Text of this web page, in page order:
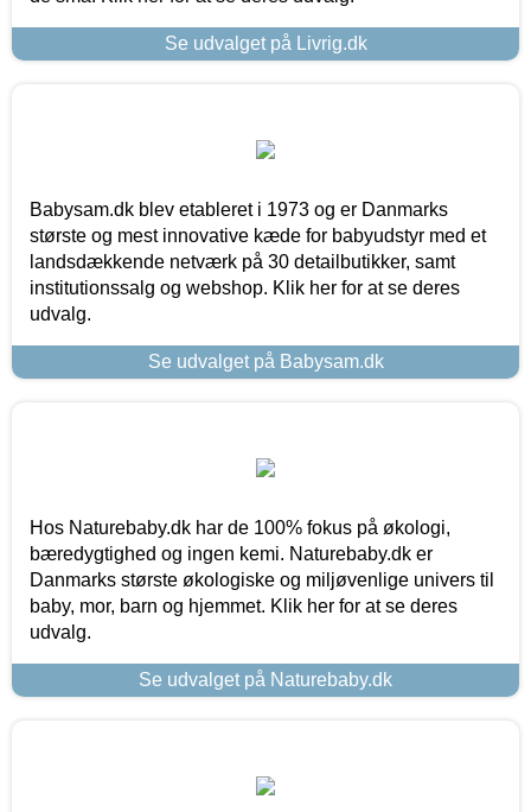
Se udvalget på Livrig.dk
Babysam.dk blev etableret i 1973 og er Danmarks
største og mest innovative kæde for babyudstyr med et
landsdækkende netværk på 30 detailbutikker, samt
institutionssalg og webshop. Klik her for at se deres
udvalg.
Se udvalget på Babysam.dk
Hos Naturebaby.dk har de 100% fokus på økologi,
bæredygtighed og ingen kemi. Naturebaby.dk er
Danmarks største økologiske og miljøvenlige univers til
baby, mor, barn og hjemmet. Klik her for at se deres
udvalg.
Se udvalget på Naturebaby.dk